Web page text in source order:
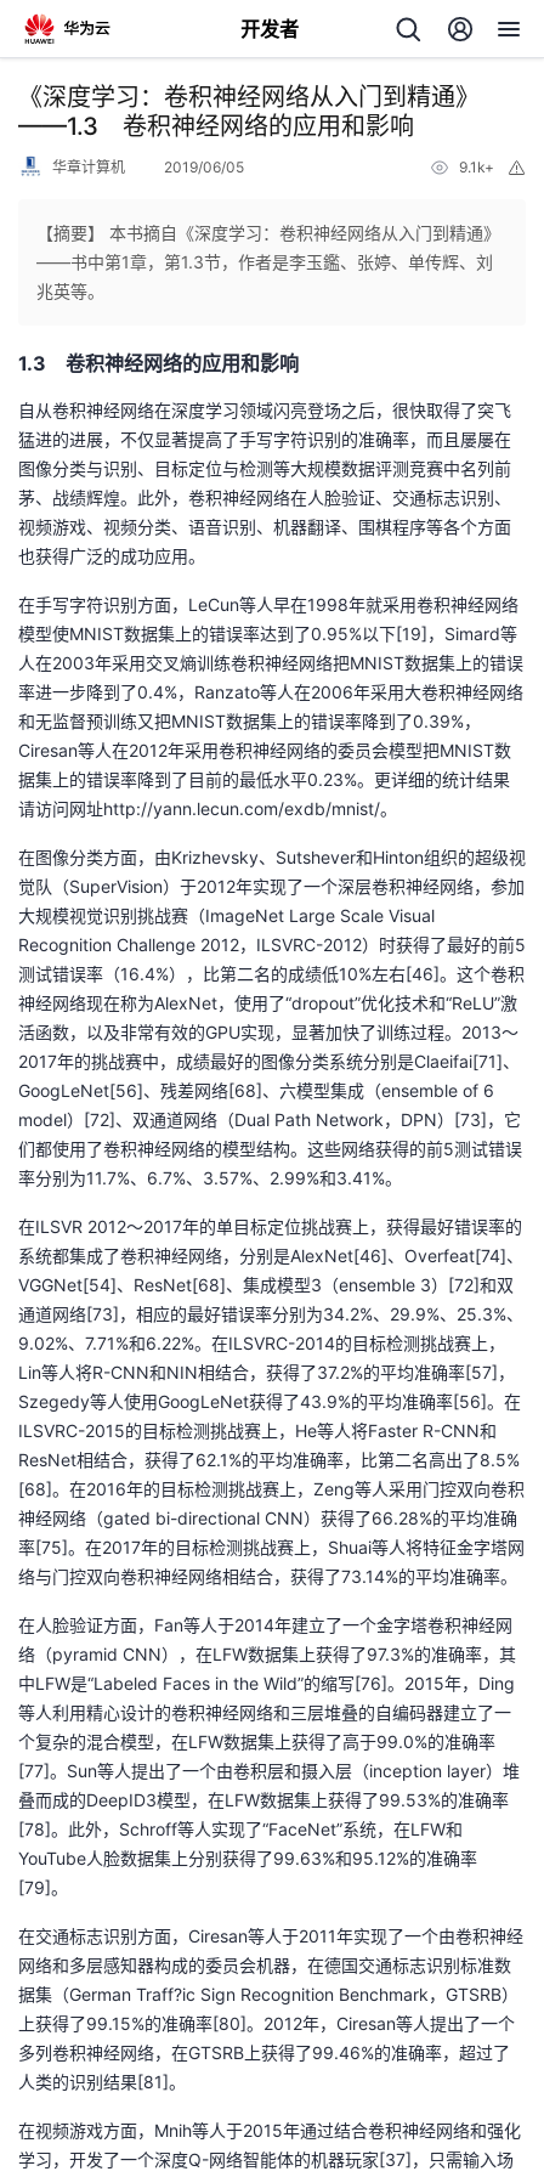
开发者
返
个
人
主
页
的
开
发
我
的
博
客
我
的
论
坛
我
的
圈
子
我
的
直
播
我
的
活
动
我
的
关
注
我
的
开
发
者
学
堂
我
的
课
程
我
的
认
证
我
的
实
验
我
的
收
我
的
Programs
我
的
支
持
我
的
技
术
支
持
我
的
云
声
建
议
《深度学习：卷积神经网络从入门到精通》
——1.3 卷积神经网络的应用和影响
华章计算机 2019/06/05 9.1k+
【摘要】 本书摘自《深度学习：卷积神经网络从入门到精通》
——书中第1章，第1.3节，作者是李玉鑑、张婷、单传辉、刘
兆英等。
1.3 卷积神经网络的应用和影响
自从卷积神经网络在深度学习领域闪亮登场之后，很快取得了突飞
猛进的进展，不仅显著提高了手写字符识别的准确率，而且屡屡在
图像分类与识别、目标定位与检测等大规模数据评测竞赛中名列前
茅、战绩辉煌。此外，卷积神经网络在人脸验证、交通标志识别、
视频游戏、视频分类、语音识别、机器翻译、围棋程序等各个方面
也获得广泛的成功应用。
在手写字符识别方面，LeCun等人早在1998年就采用卷积神经网络
模型使MNIST数据集上的错误率达到了0.95%以下[19]，Simard等
人在2003年采用交叉熵训练卷积神经网络把MNIST数据集上的错误
率进一步降到了0.4%，Ranzato等人在2006年采用大卷积神经网络
和无监督预训练又把MNIST数据集上的错误率降到了0.39%，
Ciresan等人在2012年采用卷积神经网络的委员会模型把MNIST数
据集上的错误率降到了目前的最低水平0.23%。更详细的统计结果
请访问网址http://yann.lecun.com/exdb/mnist/。
在图像分类方面，由Krizhevsky、Sutshever和Hinton组织的超级视
觉队（SuperVision）于2012年实现了一个深层卷积神经网络，参加
大规模视觉识别挑战赛（ImageNet Large Scale Visual
Recognition Challenge 2012，ILSVRC-2012）时获得了最好的前5
测试错误率（16.4%），比第二名的成绩低10%左右[46]。这个卷积
神经网络现在称为AlexNet，使用了“dropout”优化技术和“ReLU”激
活函数，以及非常有效的GPU实现，显著加快了训练过程。2013～
2017年的挑战赛中，成绩最好的图像分类系统分别是Claeifai[71]、
GoogLeNet[56]、残差网络[68]、六模型集成（ensemble of 6
model）[72]、双通道网络（Dual Path Network，DPN）[73]，它
们都使用了卷积神经网络的模型结构。这些网络获得的前5测试错误
率分别为11.7%、6.7%、3.57%、2.99%和3.41%。
在ILSVR 2012～2017年的单目标定位挑战赛上，获得最好错误率的
系统都集成了卷积神经网络，分别是AlexNet[46]、Overfeat[74]、
VGGNet[54]、ResNet[68]、集成模型3（ensemble 3）[72]和双
通道网络[73]，相应的最好错误率分别为34.2%、29.9%、25.3%、
9.02%、7.71%和6.22%。在ILSVRC-2014的目标检测挑战赛上，
Lin等人将R-CNN和NIN相结合，获得了37.2%的平均准确率[57]，
Szegedy等人使用GoogLeNet获得了43.9%的平均准确率[56]。在
ILSVRC-2015的目标检测挑战赛上，He等人将Faster R-CNN和
ResNet相结合，获得了62.1%的平均准确率，比第二名高出了8.5%
[68]。在2016年的目标检测挑战赛上，Zeng等人采用门控双向卷积
神经网络（gated bi-directional CNN）获得了66.28%的平均准确
率[75]。在2017年的目标检测挑战赛上，Shuai等人将特征金字塔网
络与门控双向卷积神经网络相结合，获得了73.14%的平均准确率。
在人脸验证方面，Fan等人于2014年建立了一个金字塔卷积神经网
络（pyramid CNN），在LFW数据集上获得了97.3%的准确率，其
中LFW是“Labeled Faces in the Wild”的缩写[76]。2015年，Ding
等人利用精心设计的卷积神经网络和三层堆叠的自编码器建立了一
个复杂的混合模型，在LFW数据集上获得了高于99.0%的准确率
[77]。Sun等人提出了一个由卷积层和摄入层（inception layer）堆
叠而成的DeepID3模型，在LFW数据集上获得了99.53%的准确率
[78]。此外，Schroff等人实现了“FaceNet”系统，在LFW和
YouTube人脸数据集上分别获得了99.63%和95.12%的准确率
[79]。
在交通标志识别方面，Ciresan等人于2011年实现了一个由卷积神经
网络和多层感知器构成的委员会机器，在德国交通标志识别标准数
据集（German Traff?ic Sign Recognition Benchmark，GTSRB）
上获得了99.15%的准确率[80]。2012年，Ciresan等人提出了一个
多列卷积神经网络，在GTSRB上获得了99.46%的准确率，超过了
人类的识别结果[81]。
在视频游戏方面，Mnih等人于2015年通过结合卷积神经网络和强化
学习，开发了一个深度Q-网络智能体的机器玩家[37]，只需输入场